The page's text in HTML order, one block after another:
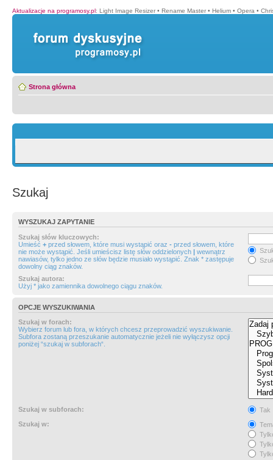
Aktualizacje na programosy.pl: Light Image Resizer • Rename Master • Helium • Opera •
Strona główna
Szukaj
WYSZUKAJ ZAPYTANIE
Szukaj słów kluczowych:
Umieść + przed słowem, które musi wystąpić oraz - przed słowem, które
nie może wystąpić. Jeśli umieścisz listę słów oddzielonych | wewnątrz
nawiasów, tylko jedno ze słów będzie musiało wystąpić. Znak * zastępuje
dowolny ciąg znaków.
Szukaj autora:
Użyj * jako zamiennika dowolnego ciągu znaków.
OPCJE WYSZUKIWANIA
Szukaj w forach:
Wybierz forum lub fora, w których chcesz przeprowadzić wyszukiwanie.
Subfora zostaną przeszukanie automatycznie jeżeli nie wyłączysz opcji
poniżej “szukaj w subforach“.
Szukaj w subforach:
Tak
Szukaj w: